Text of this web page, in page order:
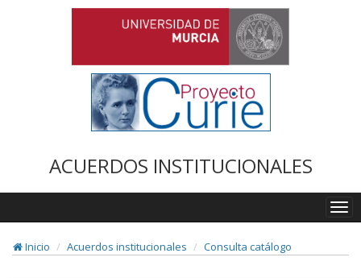
ACUERDOS INSTITUCIONALES
Inicio
Acuerdos institucionales Consulta catálogo